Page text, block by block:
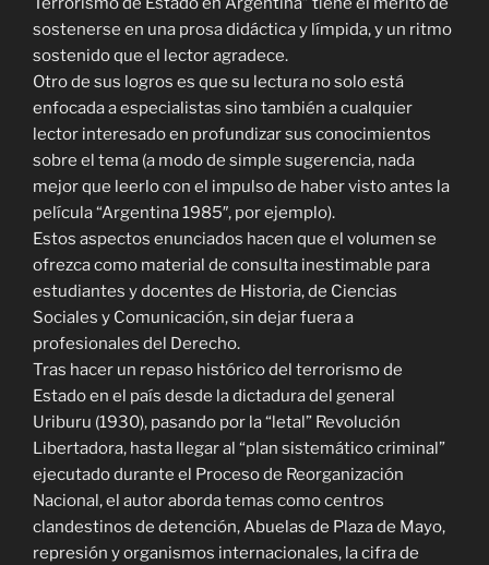
sostenerse en una prosa didáctica y límpida, y un ritmo
sostenido que el lector agradece.
Otro de sus logros es que su lectura no solo está
enfocada a especialistas sino también a cualquier
lector interesado en profundizar sus conocimientos
sobre el tema (a modo de simple sugerencia, nada
mejor que leerlo con el impulso de haber visto antes la
película “Argentina 1985″, por ejemplo).
Estos aspectos enunciados hacen que el volumen se
ofrezca como material de consulta inestimable para
estudiantes y docentes de Historia, de Ciencias
Sociales y Comunicación, sin dejar fuera a
profesionales del Derecho.
Tras hacer un repaso histórico del terrorismo de
Estado en el país desde la dictadura del general
Uriburu (1930), pasando por la “letal” Revolución
Libertadora, hasta llegar al “plan sistemático criminal”
ejecutado durante el Proceso de Reorganización
Nacional, el autor aborda temas como centros
clandestinos de detención, Abuelas de Plaza de Mayo,
represión y organismos internacionales, la cifra de